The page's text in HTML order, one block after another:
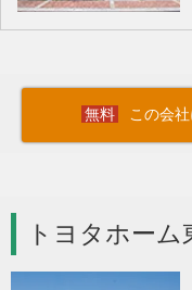
この会
トヨタホー